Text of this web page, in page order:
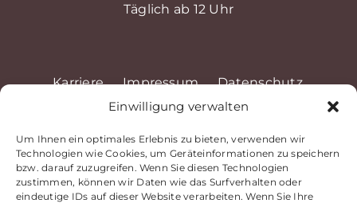
Einwilligung verwalten
Um Ihnen ein optimales Erlebnis zu bieten, verwenden wir
Technologien wie Cookies, um Geräteinformationen zu speichern
bzw. darauf zuzugreifen. Wenn Sie diesen Technologien
zustimmen, können wir Daten wie das Surfverhalten oder
eindeutige IDs auf dieser Website verarbeiten. Wenn Sie Ihre
Täglich ab 12 Uhr
Karriere Impressum
Datenschutz
Barrierefreiheitserklärung
Newsletter
Reservieren Gutscheine
© Pfarrplatz Gastronomiebetriebs GmbH